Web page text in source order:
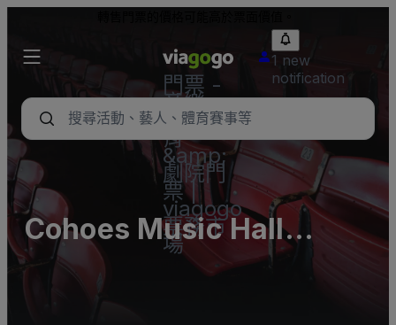
門票 -
音樂
會、體
育
&amp;
劇院門
票 |
viagogo
票務市
場
1 new
notification
Cohoes Music Hall
Parking Lots (InActive)